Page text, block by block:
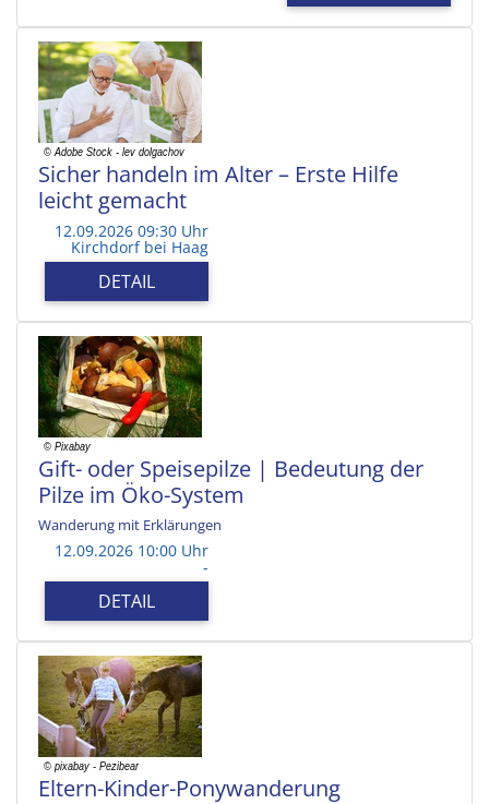
Sicher handeln im Alter – Erste Hilfe
leicht gemacht
12.09.2026 09:30 Uhr
Kirchdorf bei Haag
DETAIL
Gift- oder Speisepilze | Bedeutung der
Pilze im Öko-System
Wanderung mit Erklärungen
12.09.2026 10:00 Uhr
-
DETAIL
Eltern-Kinder-Ponywanderung